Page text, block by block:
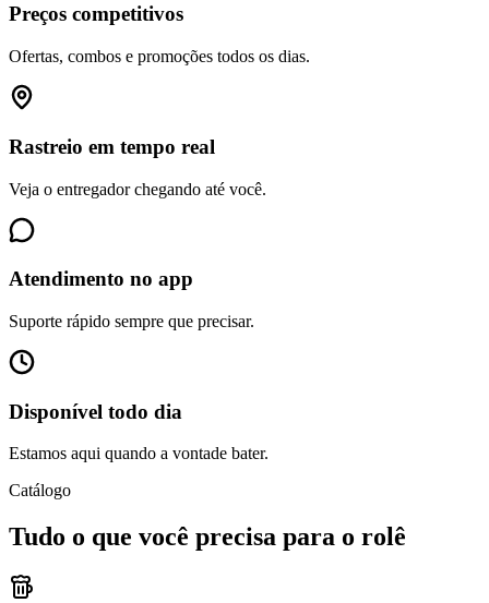
Preços competitivos
Ofertas, combos e promoções todos os dias.
Rastreio em tempo real
Veja o entregador chegando até você.
Atendimento no app
Suporte rápido sempre que precisar.
Disponível todo dia
Estamos aqui quando a vontade bater.
Catálogo
Tudo o que você precisa para o rolê